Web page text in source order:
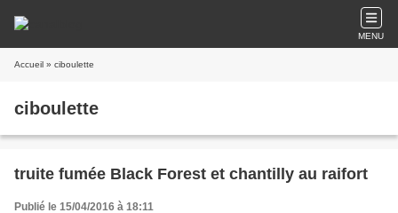
MENU
Accueil » ciboulette
ciboulette
truite fumée Black Forest et chantilly au raifort
Publié le 15/04/2016 à 18:11